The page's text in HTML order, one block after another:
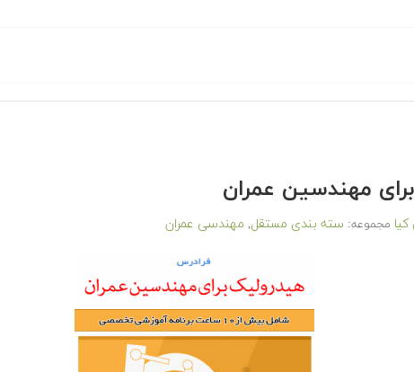
مهندسین عمران
مجموعه: سته بندی مستقل, مهندسی عمران